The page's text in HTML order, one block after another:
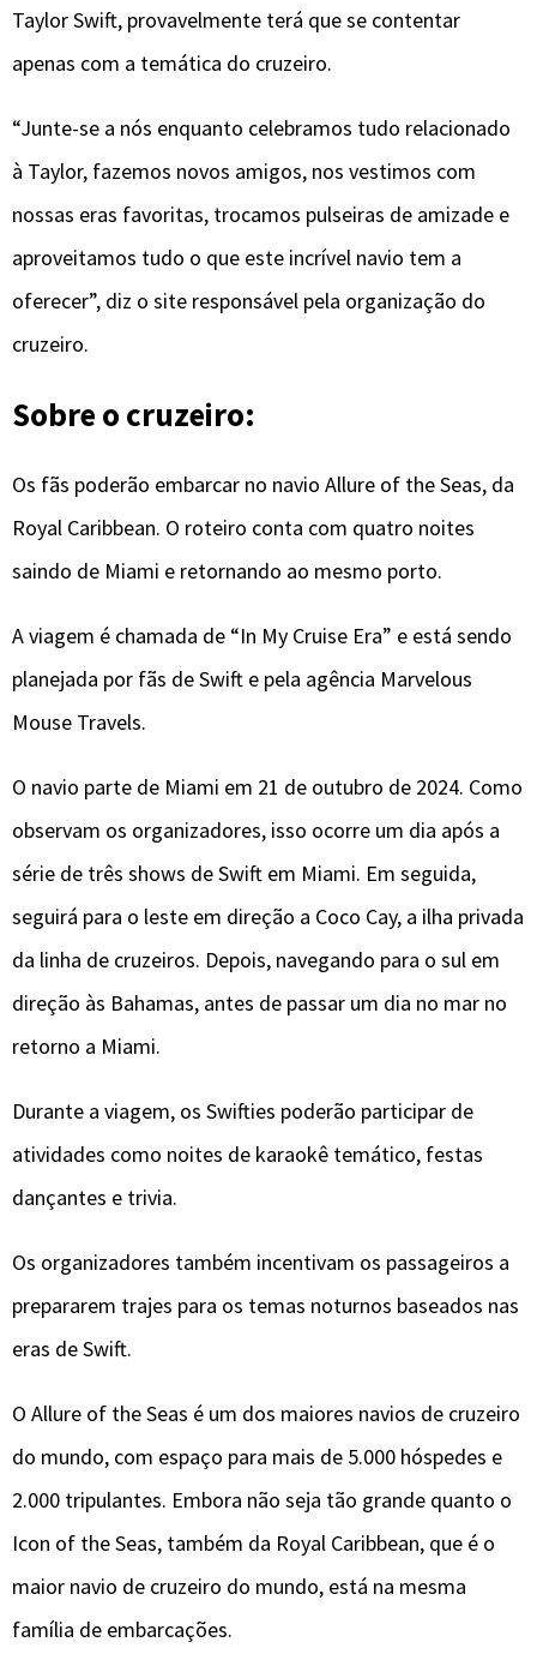
Taylor Swift, provavelmente terá que se contentar
apenas com a temática do cruzeiro.
“Junte-se a nós enquanto celebramos tudo relacionado
à Taylor, fazemos novos amigos, nos vestimos com
nossas eras favoritas, trocamos pulseiras de amizade e
aproveitamos tudo o que este incrível navio tem a
oferecer”, diz o site responsável pela organização do
cruzeiro.
Sobre o cruzeiro:
Os fãs poderão embarcar no navio Allure of the Seas, da
Royal Caribbean. O roteiro conta com quatro noites
saindo de Miami e retornando ao mesmo porto.
A viagem é chamada de “In My Cruise Era” e está sendo
planejada por fãs de Swift e pela agência Marvelous
Mouse Travels.
O navio parte de Miami em 21 de outubro de 2024. Como
observam os organizadores, isso ocorre um dia após a
série de três shows de Swift em Miami. Em seguida,
seguirá para o leste em direção a Coco Cay, a ilha privada
da linha de cruzeiros. Depois, navegando para o sul em
direção às Bahamas, antes de passar um dia no mar no
retorno a Miami.
Durante a viagem, os Swifties poderão participar de
atividades como noites de karaokê temático, festas
dançantes e trivia.
Os organizadores também incentivam os passageiros a
prepararem trajes para os temas noturnos baseados nas
eras de Swift.
O Allure of the Seas é um dos maiores navios de cruzeiro
do mundo, com espaço para mais de 5.000 hóspedes e
2.000 tripulantes. Embora não seja tão grande quanto o
Icon of the Seas, também da Royal Caribbean, que é o
maior navio de cruzeiro do mundo, está na mesma
família de embarcações.